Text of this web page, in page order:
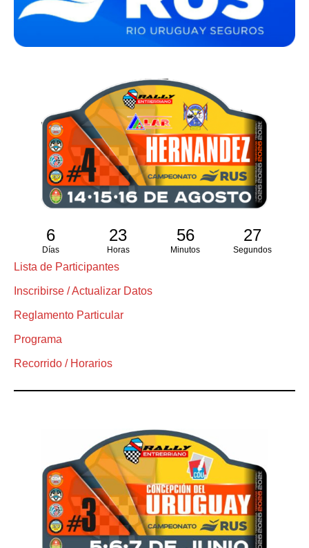
6
Días
23
Horas
56
Minutos
26
Segundos
Lista de Participantes
Inscribirse / Actualizar Datos
Reglamento Particular
Programa
Recorrido / Horarios